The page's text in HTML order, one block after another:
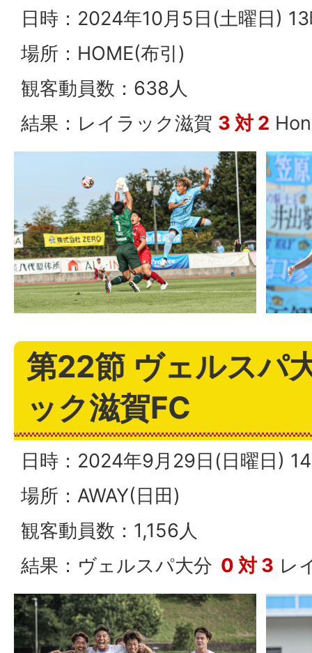
日時：2024年10月5日(土曜日)
場所：HOME(布引)
観客動員数：638人
結果：レイラック滋賀 3 対 2
第22節 ヴェルスパ
ック滋賀FC
日時：2024年9月29日(日曜日)
場所：AWAY(日田)
観客動員数：1,156人
結果：ヴェルスパ大分 0 対 3 レ